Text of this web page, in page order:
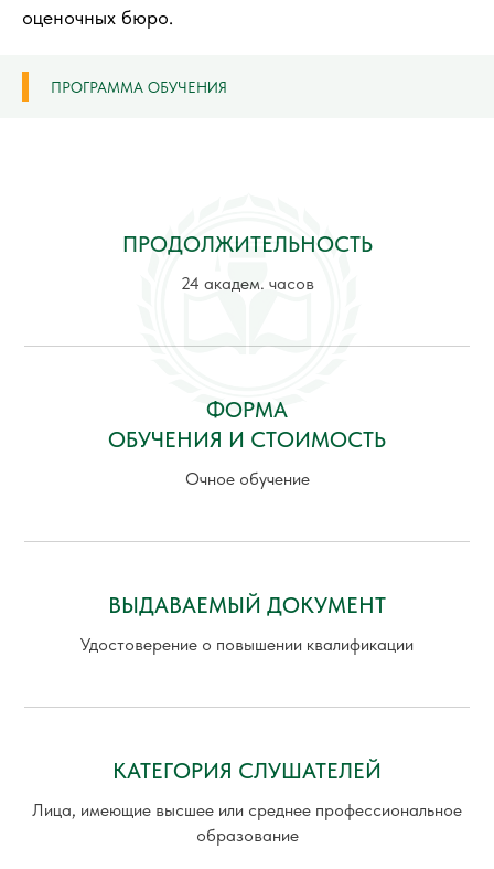
оценочных бюро.
ПРОГРАММА ОБУЧЕНИЯ
ПРОДОЛЖИТЕЛЬНОСТЬ
24 академ. часов
ФОРМА
ОБУЧЕНИЯ И СТОИМОСТЬ
Очное обучение
ВЫДАВАЕМЫЙ ДОКУМЕНТ
Удостоверение о повышении квалификации
КАТЕГОРИЯ СЛУШАТЕЛЕЙ
Лица, имеющие высшее или среднее профессиональное
образование